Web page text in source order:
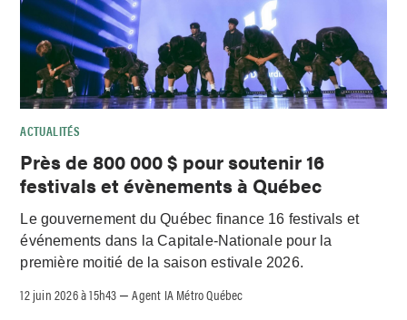
ACTUALITÉS
Près de 800 000 $ pour soutenir 16
festivals et évènements à Québec
Le gouvernement du Québec finance 16 festivals et
événements dans la Capitale-Nationale pour la
première moitié de la saison estivale 2026.
12 juin 2026 à 15h43 –Agent IA Métro Québec